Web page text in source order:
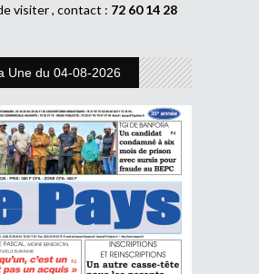
visiter , contact : 72 60 14 28
Une du 04-08-2026